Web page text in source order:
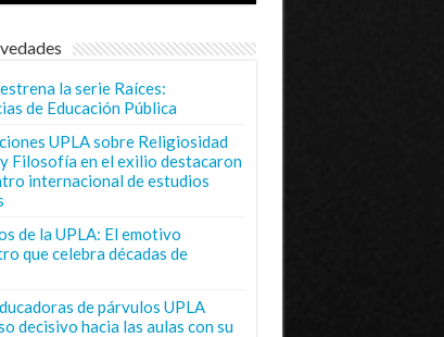
la serie Raíces:
de Educación Pública
UPLA sobre Religiosidad
Filosofía en el exilio destacaron
internacional de estudios
de la UPLA: El emotivo
que celebra décadas de
de párvulos UPLA
decisivo hacia las aulas con su